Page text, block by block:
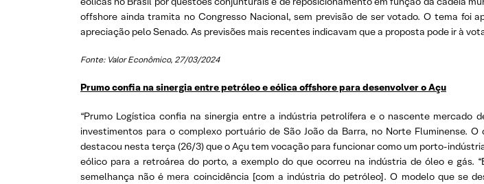
offshore ainda tramita no Congresso Nacional, sem previsão de ser votado. O tema foi
apreciação pelo Senado. As previsões mais recentes indicavam que a proposta pode ir à
Fonte: Valor Econômico, 27/03/2024
Prumo confia na sinergia entre petróleo e eólica offshore para desenvolver o Açu
“Prumo Logística confia na sinergia entre a indústria petrolífera e o nascente
investimentos para o complexo portuário de São João da Barra, no Norte Fluminense.
destacou nesta terça (26/3) que o Açu tem vocação para funcionar como um porto-
eólico para a retroárea do porto, a exemplo do que ocorreu na indústria de óleo e gás.
semelhança não é mera coincidência [com a indústria do petróleo]. O modelo que se